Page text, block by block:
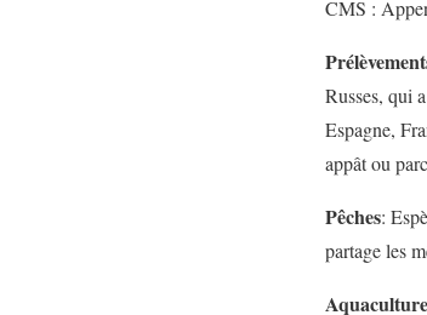
CMS :
Russes, qui
Espagne,
appât ou
Pêches:
partage les
Aquaculture